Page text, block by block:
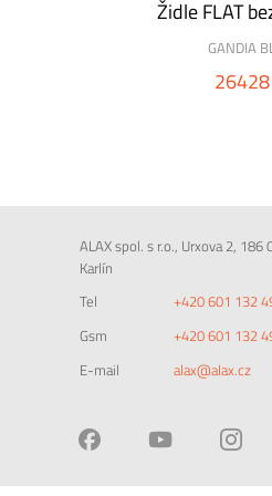
Židle FLAT
GANDIA
26428
ALAX spol. s r.o., Urxova 2, 186
Karlín
Tel
+420 601 132
Gsm
+420 601 132
E-mail
alax@alax.cz